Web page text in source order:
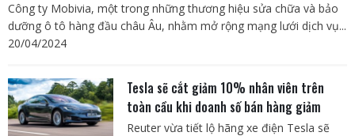
Công ty Mobivia, một trong những thương hiệu sửa chữa và bảo
dưỡng ô tô hàng đầu châu Âu, nhằm mở rộng mạng lưới dịch vụ...
20/04/2024
Tesla sẽ cắt giảm 10% nhân viên trên
toàn cầu khi doanh số bán hàng giảm
Reuter vừa tiết lộ hãng xe điện Tesla sẽ